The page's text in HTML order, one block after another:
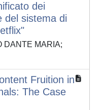
dei
del sistema di
DANTE MARIA;
Fruition in
The Case